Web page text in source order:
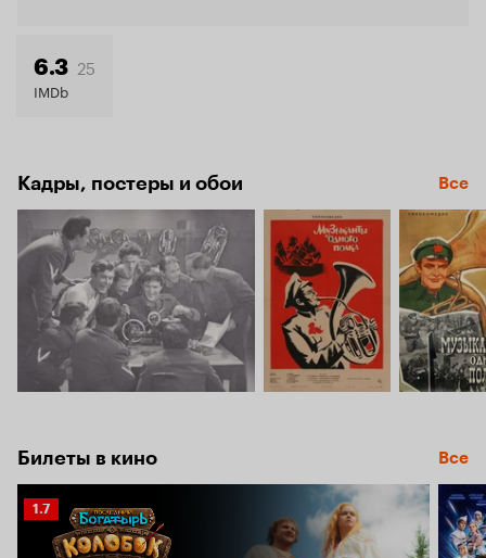
6.3 25
IMDb
Кадры, постеры и обои Все
Билеты в кино Все
Рейтинг
Кинопоиска
1.7